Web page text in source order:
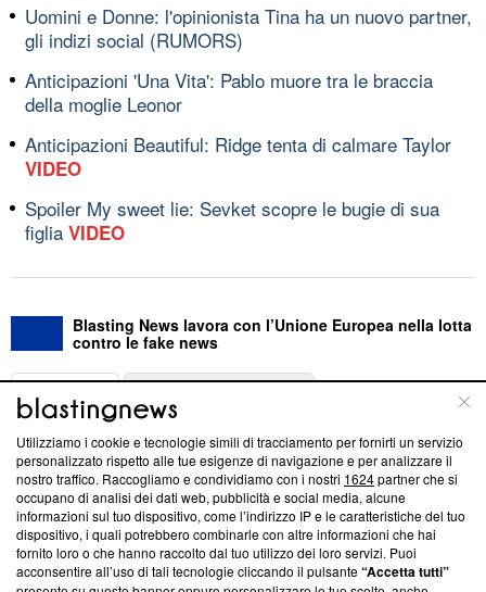
Uomini e Donne: l'opinionista Tina ha un nuovo partner,
gli indizi social (RUMORS)
Anticipazioni 'Una Vita': Pablo muore tra le braccia
della moglie Leonor
Anticipazioni Beautiful: Ridge tenta di calmare Taylor
VIDEO
Spoiler My sweet lie: Sevket scopre le bugie di sua
figlia VIDEO
Blasting News lavora con l’Unione Europea nella lotta
contro le fake news
ABOUT
Questa sezione offre informazioni trasparenti su Blasting
News, sui nostri processi editoriali e su come ci impegniamo a
creare news di qualità. Inoltre, afferma la nostra aderenza a
‘Trust Project - News with Integrity’Blasting News non è
ancora membro del programma, ma ha richiesto di farne
parte; Trust Project non ha ancora effettuato una verifica di
Utilizziamo i cookie e tecnologie simili di tracciamento per fornirti un servizio
personalizzato rispetto alle tue esigenze di navigazione e per analizzare il
nostro traffico. Raccogliamo e condividiamo con i nostri 1624partner che si
occupano di analisi dei dati web, pubblicità e social media, alcune
informazioni sul tuo dispositivo, come l’indirizzo IP e le caratteristiche del tuo
dispositivo, i quali potrebbero combinarle con altre informazioni che hai
fornito loro o che hanno raccolto dal tuo utilizzo dei loro servizi. Puoi
acconsentire all’uso di tali tecnologie cliccando il pulsante“Accetta tutti”